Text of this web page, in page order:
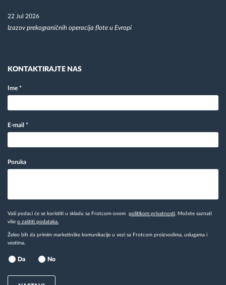
22 Jul 2026
Izazov prekograničnih operacija flote u Evropi
KONTAKTIRAJTE NAS
Ime *
E-mail *
Poruka
Vaši podaci će se koristiti u skladu sa Frotcom-ovom politikom privatnosti . Možete saznati
više o zaštiti podataka.
Želeo bih da primim marketinške komunikacije u vezi sa Frotcom proizvodima, uslugama i
vestima.
Da No